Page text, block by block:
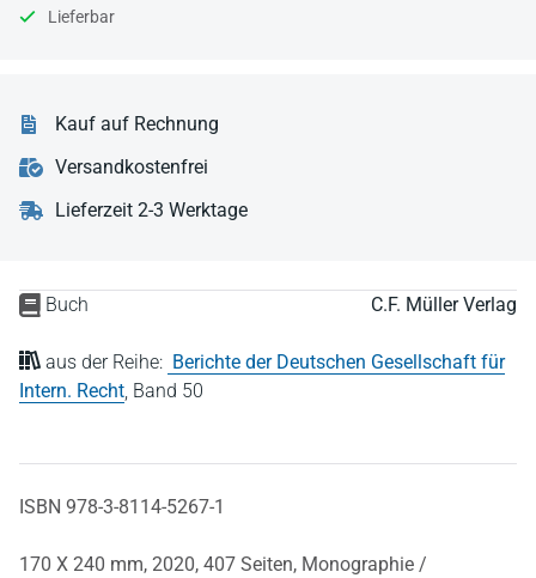
Buch C.F. Müller Verlag
aus der Reihe: Berichte der Deutschen Gesellschaft für
Intern. Recht, Band 50
ISBN 978-3-8114-5267-1
170 X 240 mm, 2020, 407 Seiten, Monographie /
Lieferbar
Kauf auf Rechnung
Versandkostenfrei
Lieferzeit 2-3 Werktage